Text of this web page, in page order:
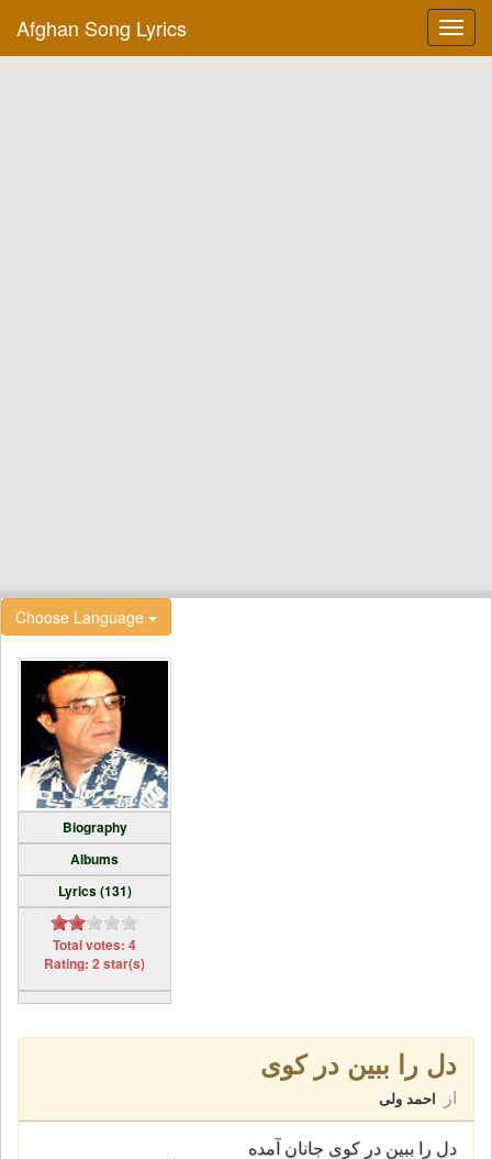
Afghan Song Lyrics
Choose Language
Biography
Albums
Lyrics (131)
Total votes: 4
Rating: 2 star(s)
دل را ببین در کوی
از احمد ولی
دل را ببین در کوی جانان آمده